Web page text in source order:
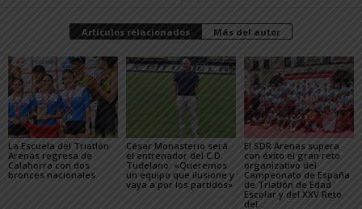
Artículos relacionados Más del autor
La Escuela del Triatlón
Arenas regresa de
Calahorra con dos
bronces nacionales
César Monasterio será
el entrenador del C.D.
Tudelano: «Queremos
un equipo que ilusione y
vaya a por los partidos»
El SDR Arenas supera
con éxito el gran reto
organizativo del
Campeonato de España
de Triatlón de Edad
Escolar y del XXV Reto
del...